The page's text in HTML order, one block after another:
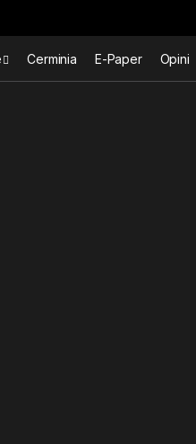
Cerminia E-Paper Opini